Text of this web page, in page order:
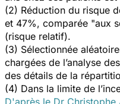
(2) Réduction du risque
et 47%, comparée "aux
(risque relatif).
(3) Sélectionnée
chargées de l’analyse
des détails de la
(4) Dans la limite de
D'après le Dr Christophe